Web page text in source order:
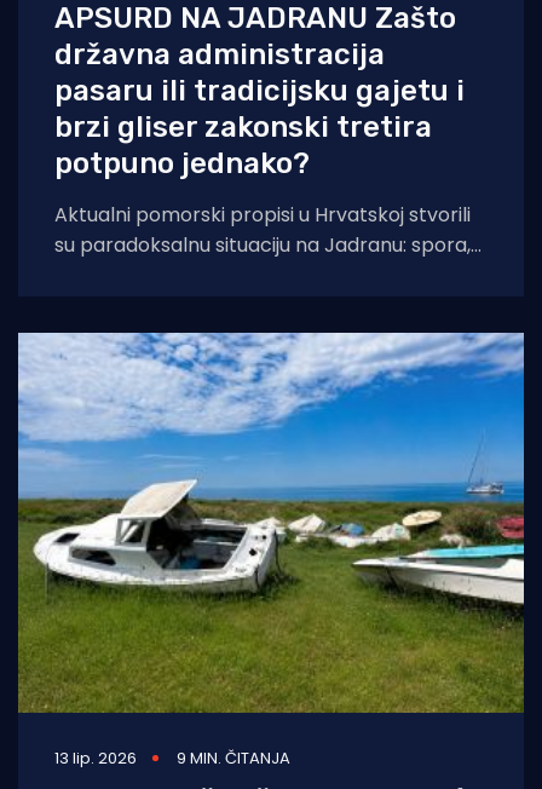
APSURD NA JADRANU Zašto
državna administracija
pasaru ili tradicijsku gajetu i
brzi gliser zakonski tretira
potpuno jednako?
Aktualni pomorski propisi u Hrvatskoj stvorili
su paradoksalnu situaciju na Jadranu: spora,
13 lip. 2026 9 MIN. ČITANJA